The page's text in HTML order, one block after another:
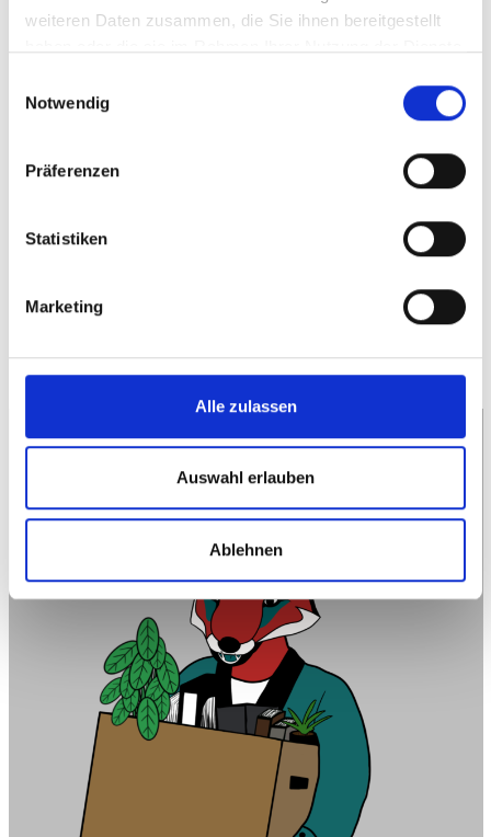
weiteren Daten zusammen, die Sie ihnen bereitgestellt
Notwendig
Präferenzen
Statistiken
Marketing
Alle zulassen
Auswahl erlauben
Ablehnen
Privatpersonen
Digitales Video-Interviewtraining mit persönlicher